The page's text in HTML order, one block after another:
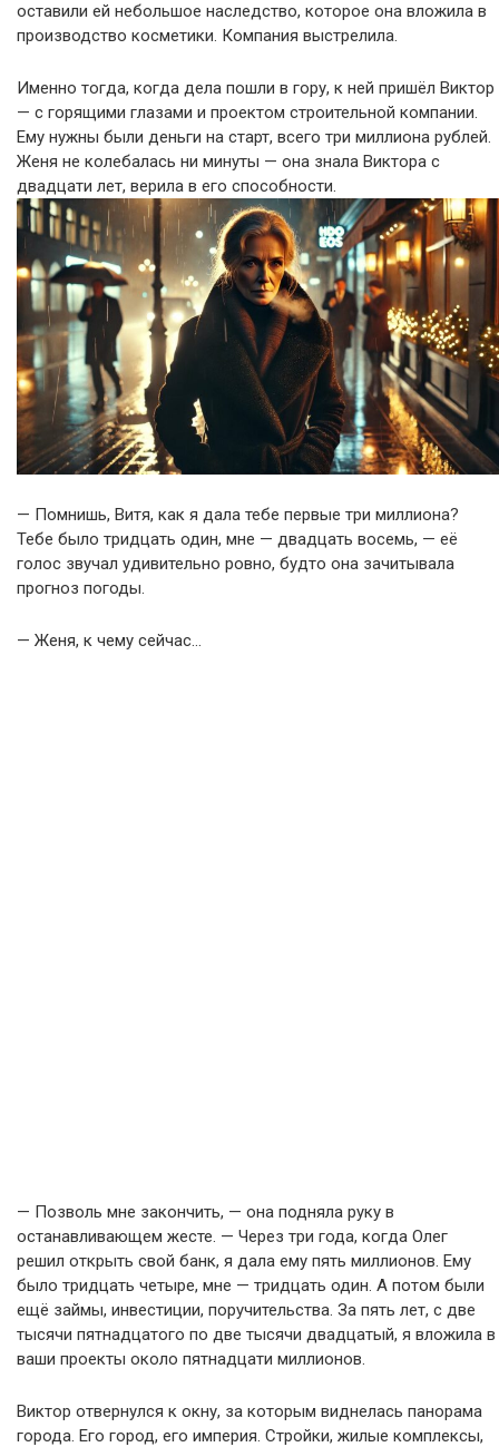
оставили ей небольшое наследство, которое она вложила в
производство косметики. Компания выстрелила.
Именно тогда, когда дела пошли в гору, к ней пришёл Виктор
— с горящими глазами и проектом строительной компании.
Ему нужны были деньги на старт, всего три миллиона рублей.
Женя не колебалась ни минуты — она знала Виктора с
двадцати лет, верила в его способности.
— Помнишь, Витя, как я дала тебе первые три миллиона?
Тебе было тридцать один, мне — двадцать восемь, — её
голос звучал удивительно ровно, будто она зачитывала
прогноз погоды.
— Женя, к чему сейчас…
— Позволь мне закончить, — она подняла руку в
останавливающем жесте. — Через три года, когда Олег
решил открыть свой банк, я дала ему пять миллионов. Ему
было тридцать четыре, мне — тридцать один. А потом были
ещё займы, инвестиции, поручительства. За пять лет, с две
тысячи пятнадцатого по две тысячи двадцатый, я вложила в
ваши проекты около пятнадцати миллионов.
Виктор отвернулся к окну, за которым виднелась панорама
города. Его город, его империя. Стройки, жилые комплексы,